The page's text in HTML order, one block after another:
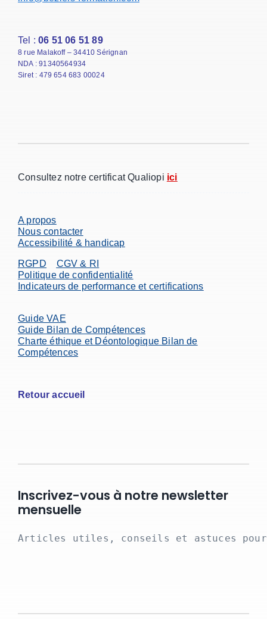
Tel :06 51 06 51 89
8 rue Malakoff – 34410 Sérignan
NDA : 91340564934
Siret : 479 654 683 00024
Consultez notre certificat Qualiopi ici
A propos
Nous contacter
Accessibilité & handicap
RGPD
CGV & RI
Politique de confidentialité
Indicateurs de performance et certifications
Guide VAE
Guide Bilan de Compétences
Charte éthique et Déontologique Bilan de
Compétences
Retour accueil
Inscrivez-vous à notre newsletter
mensuelle
Articles utiles, conseils et astuces